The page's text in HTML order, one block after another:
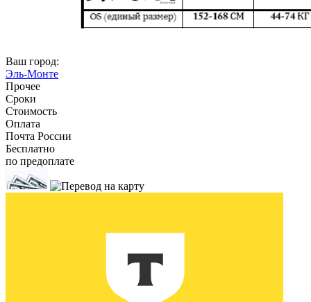
Ваш город:
Эль-Монте
Прочее
Сроки
Стоимость
Оплата
Почта России
Бесплатно
по предоплате